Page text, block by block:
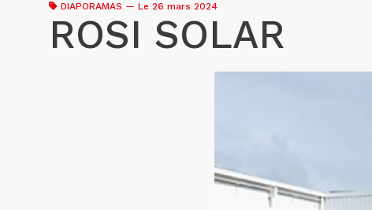
DIAPORAMAS — Le 26 mars 2024
ROSI SOLAR